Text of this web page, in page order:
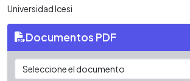
Universidad Icesi
Documentos PDF